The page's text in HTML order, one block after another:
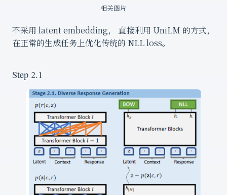
相关图片
不采用 latent embedding， 直接利用 UniLM 的方式，
在正常的生成任务上优化传统的 NLL loss。
Step 2.1